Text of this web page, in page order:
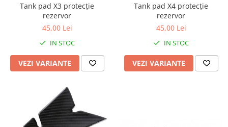
Tank pad X3 protecție
rezervor
45,00 Lei
IN STOC
VEZI VARIANTE
Tank pad X4 protecție
rezervor
45,00 Lei
IN STOC
VEZI VARIANTE